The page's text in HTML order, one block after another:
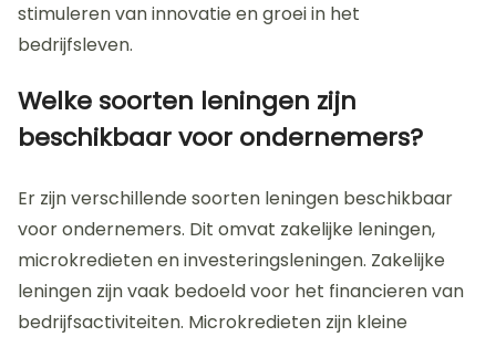
stimuleren van innovatie en groei in het
bedrijfsleven.
Welke soorten leningen zijn
beschikbaar voor ondernemers?
Er zijn verschillende soorten leningen beschikbaar
voor ondernemers. Dit omvat zakelijke leningen,
microkredieten en investeringsleningen. Zakelijke
leningen zijn vaak bedoeld voor het financieren van
bedrijfsactiviteiten. Microkredieten zijn kleine